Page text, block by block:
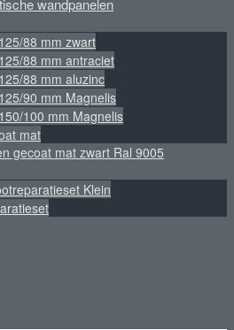
wandpanelen
88 mm zwart
88 mm antraciet
88 mm aluzinc
90 mm Magnelis
100 mm Magnelis
mat
gecoat mat zwart Ral 9005
Klein